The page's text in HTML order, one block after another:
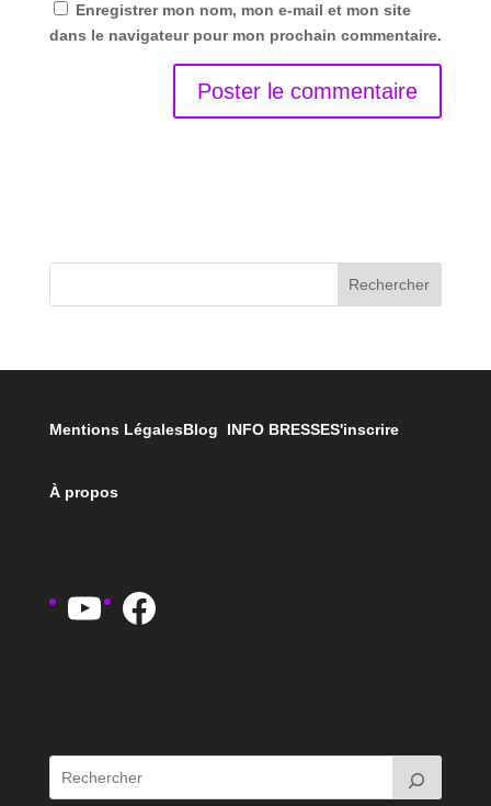
Enregistrer mon nom, mon e-mail et mon site
dans le navigateur pour mon prochain commentaire.
Rechercher
Mentions LégalesBlog INFO BRESSES'inscrire
À propos
YouTube
Facebook